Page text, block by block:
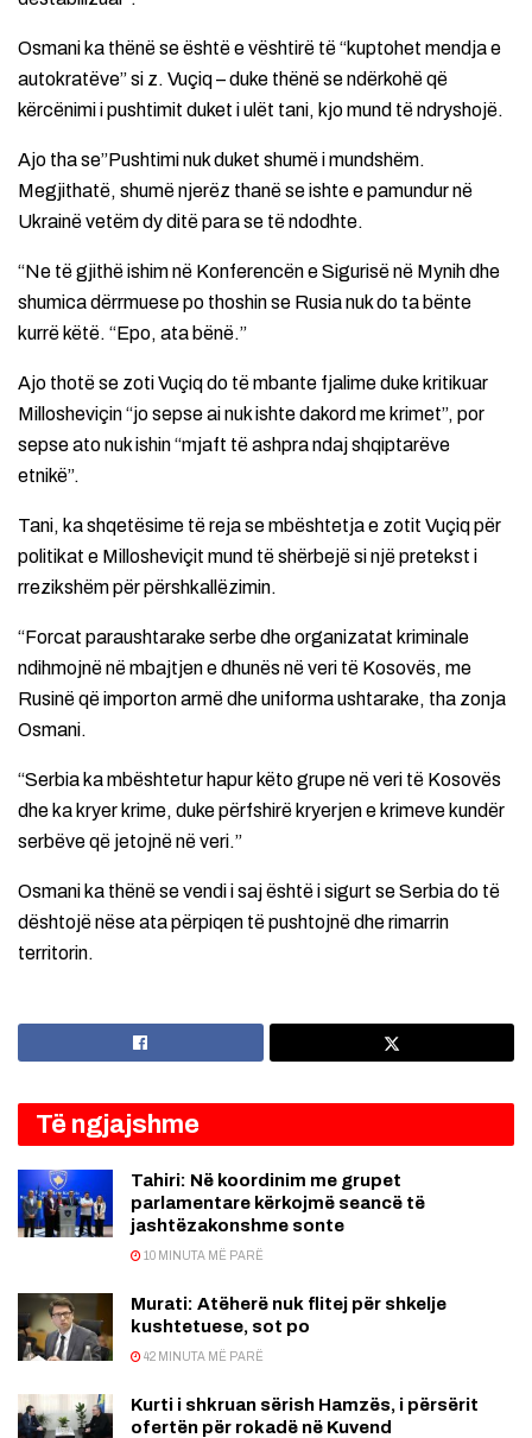
Osmani ka thënë se është e vështirë të “kuptohet mendja e
autokratëve” si z. Vuçiq – duke thënë se ndërkohë që
kërcënimi i pushtimit duket i ulët tani, kjo mund të ndryshojë.
Ajo tha se”Pushtimi nuk duket shumë i mundshëm.
Megjithatë, shumë njerëz thanë se ishte e pamundur në
Ukrainë vetëm dy ditë para se të ndodhte.
“Ne të gjithë ishim në Konferencën e Sigurisë në Mynih dhe
shumica dërrmuese po thoshin se Rusia nuk do ta bënte
kurrë këtë. “Epo, ata bënë.”
Ajo thotë se zoti Vuçiq do të mbante fjalime duke kritikuar
Millosheviçin “jo sepse ai nuk ishte dakord me krimet”, por
sepse ato nuk ishin “mjaft të ashpra ndaj shqiptarëve
etnikë”.
Tani, ka shqetësime të reja se mbështetja e zotit Vuçiq për
politikat e Millosheviçit mund të shërbejë si një pretekst i
rrezikshëm për përshkallëzimin.
“Forcat paraushtarake serbe dhe organizatat kriminale
ndihmojnë në mbajtjen e dhunës në veri të Kosovës, me
Rusinë që importon armë dhe uniforma ushtarake, tha zonja
Osmani.
“Serbia ka mbështetur hapur këto grupe në veri të Kosovës
dhe ka kryer krime, duke përfshirë kryerjen e krimeve kundër
serbëve që jetojnë në veri.”
Osmani ka thënë se vendi i saj është i sigurt se Serbia do të
dështojë nëse ata përpiqen të pushtojnë dhe rimarrin
territorin.
Të ngjajshme
Tahiri: Në koordinim me grupet
parlamentare kërkojmë seancë të
jashtëzakonshme sonte
10 MINUTA MË PARË
Murati: Atëherë nuk flitej për shkelje
kushtetuese, sot po
42 MINUTA MË PARË
Kurti i shkruan sërish Hamzës, i përsërit
ofertën për rokadë në Kuvend